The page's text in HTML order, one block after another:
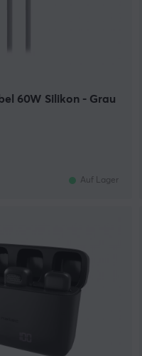
60W Silikon - Grau
Auf Lager